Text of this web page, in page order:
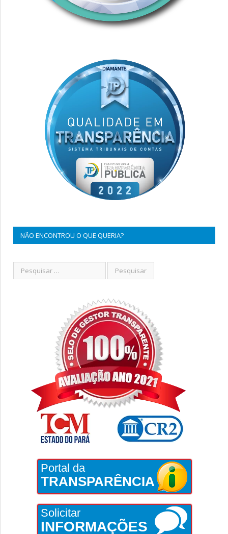
NÃO ENCONTROU O QUE QUERIA?
Portal da
TRANSPARÊNCIA
Solicitar
INFORMAÇÕES